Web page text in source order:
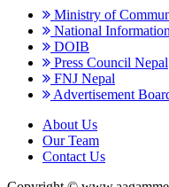
Ministry of
National
DOIB
Press Council Nepal
FNJ Nepal
Advertisement
About Us
Our Team
Contact Us